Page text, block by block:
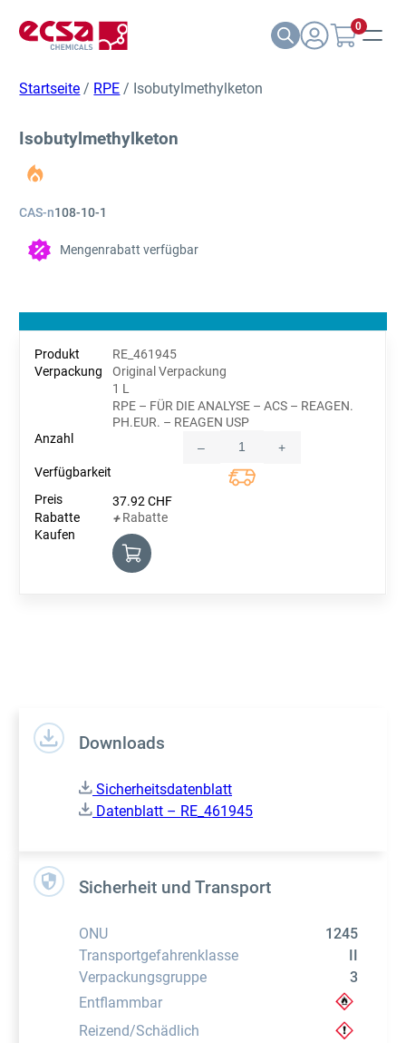
0
Startseite / RPE / Isobutylmethylketon
Isobutylmethylketon
CAS-n108-10-1
Mengenrabatt verfügbar
RE_461945
Original Verpackung
1 L
RPE – FÜR DIE ANALYSE – ACS – REAGEN.
PH.EUR. – REAGEN USP
Quantity
– +
37.92CHF
+Rabatte
Downloads
Sicherheitsdatenblatt
Datenblatt – RE_461945
Sicherheit und Transport
ONU
1245
Transportgefahrenklasse
II
Verpackungsgruppe
3
Entflammbar
Reizend/Schädlich